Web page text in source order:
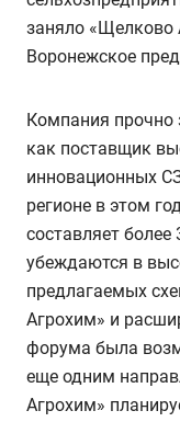
заняло «Щелково
Воронежское
Компания прочно
как поставщик
инновационных
регионе в этом
составляет
убеждаются в
предлагаемых
Агрохим» и
форума была
еще одним
Агрохим»